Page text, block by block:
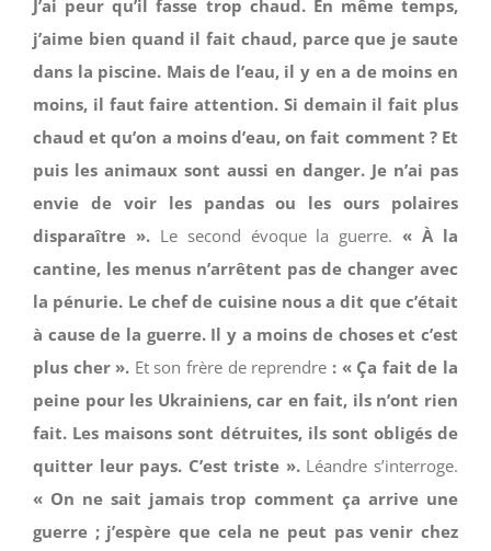
J’ai peur qu’il fasse trop chaud. En même temps,
j’aime bien quand il fait chaud, parce que je saute
dans la piscine. Mais de l’eau, il y en a de moins en
moins, il faut faire attention. Si demain il fait plus
chaud et qu’on a moins d’eau, on fait comment ? Et
puis les animaux sont aussi en danger. Je n’ai pas
envie de voir les pandas ou les ours polaires
disparaître ».Le second évoque la guerre.« À la
cantine, les menus n’arrêtent pas de changer avec
la pénurie. Le chef de cuisine nous a dit que c’était
à cause de la guerre. Il y a moins de choses et c’est
plus cher ». Et son frère de reprendre : « Ça fait de la
peine pour les Ukrainiens, car en fait, ils n’ont rien
fait. Les maisons sont détruites, ils sont obligés de
quitter leur pays. C’est triste ».Léandre s’interroge.
« On ne sait jamais trop comment ça arrive une
guerre ; j’espère que cela ne peut pas venir chez